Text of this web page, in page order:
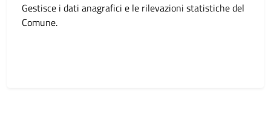
Gestisce i dati anagrafici e le rilevazioni statistiche del
Comune.